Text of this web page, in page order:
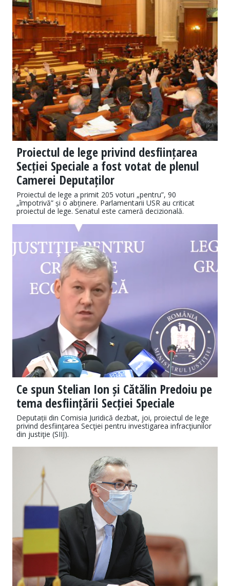
Proiectul de lege privind desființarea
Secției Speciale a fost votat de plenul
Camerei Deputaților
Proiectul de lege a primit 205 voturi „pentru”, 90
„împotrivă” și o abținere. Parlamentarii USR au criticat
proiectul de lege. Senatul este cameră decizională.
Ce spun Stelian Ion și Cătălin Predoiu pe
tema desființării Secției Speciale
Deputații din Comisia Juridică dezbat, joi, proiectul de lege
privind desfiinţarea Secţiei pentru investigarea infracţiunilor
din justiţie (SIIJ).